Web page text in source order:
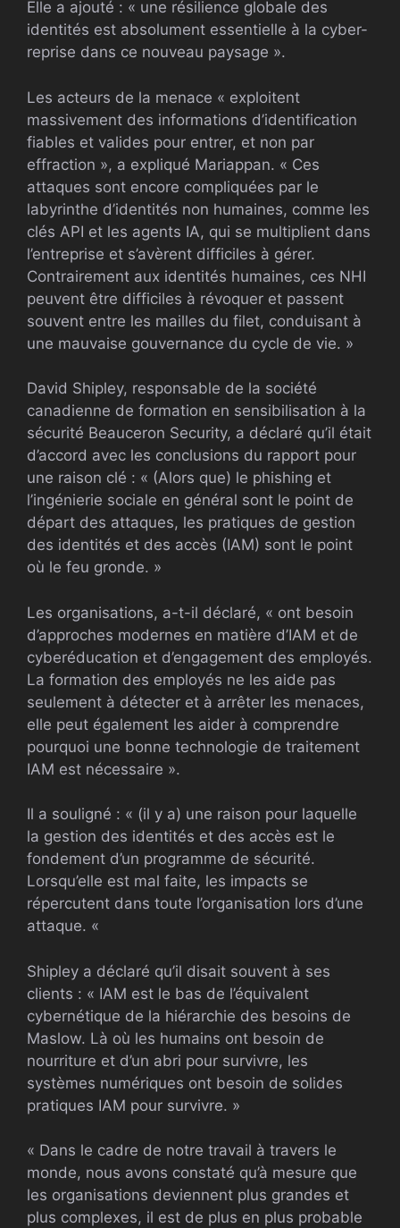
Elle a ajouté : « une résilience globale des
identités est absolument essentielle à la cyber-
reprise dans ce nouveau paysage ».
Les acteurs de la menace « exploitent
massivement des informations d’identification
fiables et valides pour entrer, et non par
effraction », a expliqué Mariappan. « Ces
attaques sont encore compliquées par le
labyrinthe d’identités non humaines, comme les
clés API et les agents IA, qui se multiplient dans
l’entreprise et s’avèrent difficiles à gérer.
Contrairement aux identités humaines, ces NHI
peuvent être difficiles à révoquer et passent
souvent entre les mailles du filet, conduisant à
une mauvaise gouvernance du cycle de vie. »
David Shipley, responsable de la société
canadienne de formation en sensibilisation à la
sécurité Beauceron Security, a déclaré qu’il était
d’accord avec les conclusions du rapport pour
une raison clé : « (Alors que) le phishing et
l’ingénierie sociale en général sont le point de
départ des attaques, les pratiques de gestion
des identités et des accès (IAM) sont le point
où le feu gronde. »
Les organisations, a-t-il déclaré, « ont besoin
d’approches modernes en matière d’IAM et de
cyberéducation et d’engagement des employés.
La formation des employés ne les aide pas
seulement à détecter et à arrêter les menaces,
elle peut également les aider à comprendre
pourquoi une bonne technologie de traitement
IAM est nécessaire ».
Il a souligné : « (il y a) une raison pour laquelle
la gestion des identités et des accès est le
fondement d’un programme de sécurité.
Lorsqu’elle est mal faite, les impacts se
répercutent dans toute l’organisation lors d’une
attaque. «
Shipley a déclaré qu’il disait souvent à ses
clients : « IAM est le bas de l’équivalent
cybernétique de la hiérarchie des besoins de
Maslow. Là où les humains ont besoin de
nourriture et d’un abri pour survivre, les
systèmes numériques ont besoin de solides
pratiques IAM pour survivre. »
« Dans le cadre de notre travail à travers le
monde, nous avons constaté qu’à mesure que
les organisations deviennent plus grandes et
plus complexes, il est de plus en plus probable